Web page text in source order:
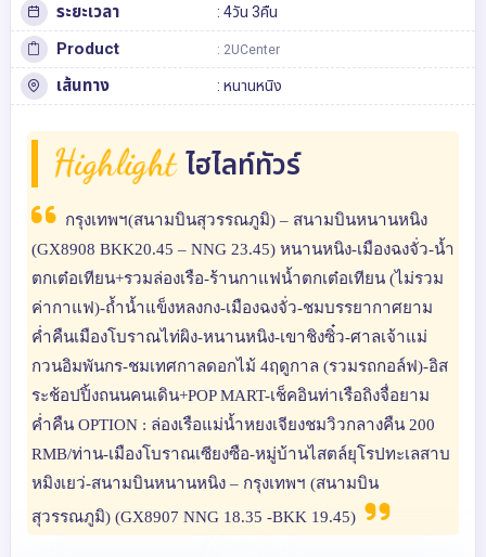
ระยะเวลา : 4วัน 3คืน
Product : 2UCenter
เส้นทาง : หนานหนิง
Highlight ไฮไลท์ทัวร์
กรุงเทพฯ(สนามบินสุวรรณภูมิ) – สนามบินหนานหนิง
(GX8908 BKK20.45 – NNG 23.45) หนานหนิง-เมืองฉงจั่ว-น้ำ
ตกเต๋อเทียน+รวมล่องเรือ-ร้านกาแฟน้ำตกเต๋อเทียน (ไม่รวม
ค่ากาแฟ)-ถ้ำน้ำแข็งหลงกง-เมืองฉงจั่ว-ชมบรรยากาศยาม
ค่ำคืนเมืองโบราณไท่ผิง-หนานหนิง-เขาชิงซิ๋ว-ศาลเจ้าแม่
กวนอิมพันกร-ชมเทศกาลดอกไม้ 4ฤดูกาล (รวมรถกอล์ฟ)-อิส
ระช้อปปิ้งถนนคนเดิน+POP MART-เช็คอินท่าเรือถิงจื่อยาม
ค่ำคืน OPTION : ล่องเรือแม่น้ำหยงเจียงชมวิวกลางคืน 200
RMB/ท่าน-เมืองโบราณเซียงซือ-หมู่บ้านไสตล์ยุโรปทะเลสาบ
หมิงเยว่-สนามบินหนานหนิง – กรุงเทพฯ (สนามบิน
สุวรรณภูมิ) (GX8907 NNG 18.35 -BKK 19.45)